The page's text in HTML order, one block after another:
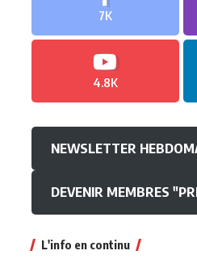
7K
4.8K
NEWSLETTER
DEVENIR MEMBRES
L'info en continu